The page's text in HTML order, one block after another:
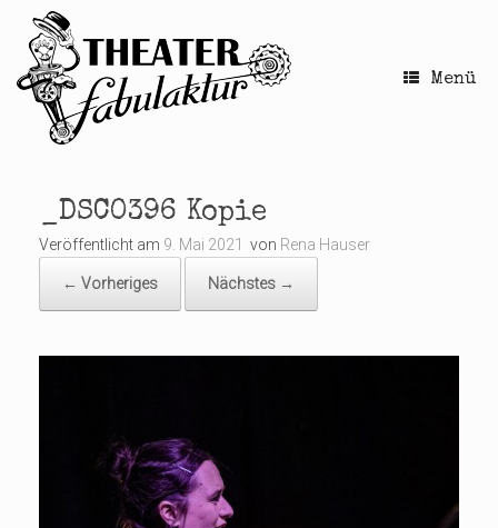
springen
Menü
_DSC0396 Kopie
Veröffentlicht am 9. Mai 2021 von Rena Hauser
← Vorheriges Nächstes →